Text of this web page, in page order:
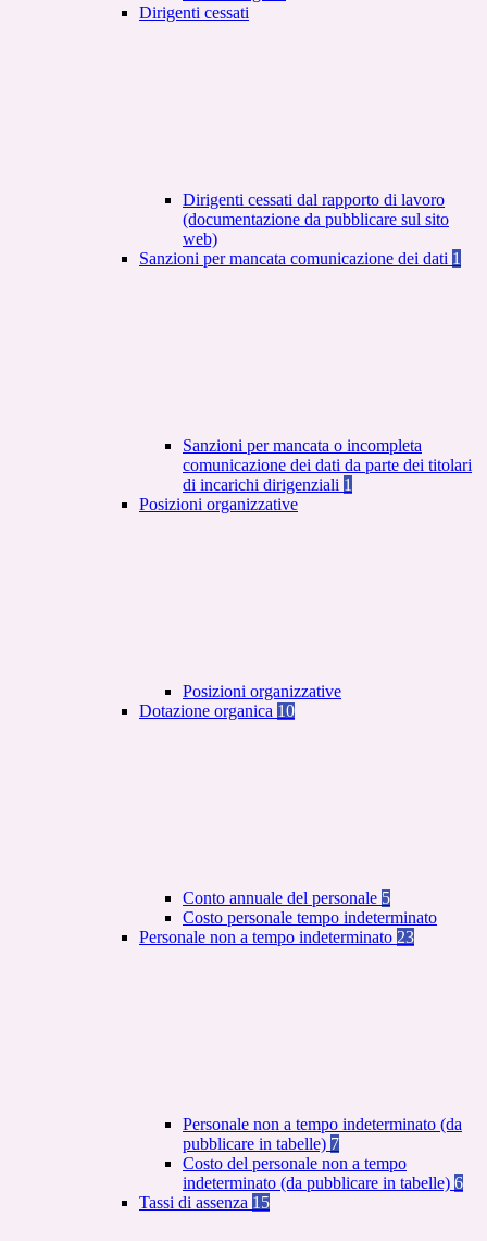
Dirigenti cessati
Dirigenti cessati dal rapporto di lavoro
(documentazione da pubblicare sul sito
web)
Sanzioni per mancata comunicazione dei dati 1
Sanzioni per mancata o incompleta
comunicazione dei dati da parte dei titolari
di incarichi dirigenziali 1
Posizioni organizzative
Posizioni organizzative
Dotazione organica 10
Conto annuale del personale 5
Costo personale tempo indeterminato
Personale non a tempo indeterminato 23
Personale non a tempo indeterminato (da
pubblicare in tabelle) 7
Costo del personale non a tempo
indeterminato (da pubblicare in tabelle) 6
Tassi di assenza 15